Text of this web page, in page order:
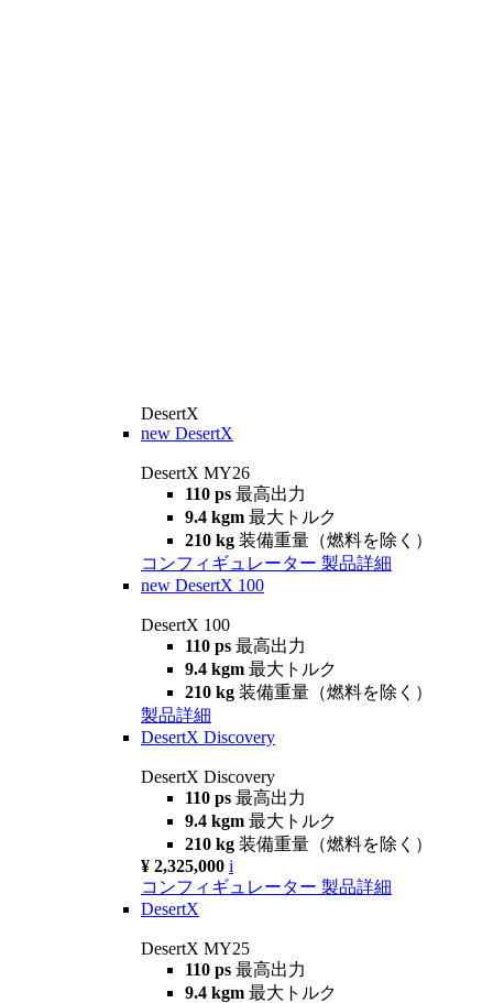
DesertX
new DesertX
DesertX MY26
110 ps 最高出力
9.4 kgm 最大トルク
210 kg 装備重量（燃料を除く）
コンフィギュレーター 製品詳細
new DesertX 100
DesertX 100
110 ps 最高出力
9.4 kgm 最大トルク
210 kg 装備重量（燃料を除く）
製品詳細
DesertX Discovery
DesertX Discovery
110 ps 最高出力
9.4 kgm 最大トルク
210 kg 装備重量（燃料を除く）
¥ 2,325,000 i
コンフィギュレーター 製品詳細
DesertX
DesertX MY25
110 ps 最高出力
9.4 kgm 最大トルク